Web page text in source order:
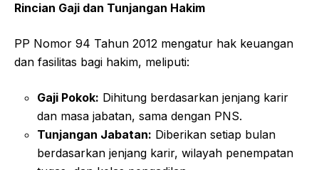
Rincian Gaji dan Tunjangan Hakim
PP Nomor 94 Tahun 2012 mengatur hak keuangan
dan fasilitas bagi hakim, meliputi:
Gaji Pokok: Dihitung berdasarkan jenjang karir
dan masa jabatan, sama dengan PNS.
Tunjangan Jabatan: Diberikan setiap bulan
berdasarkan jenjang karir, wilayah penempatan